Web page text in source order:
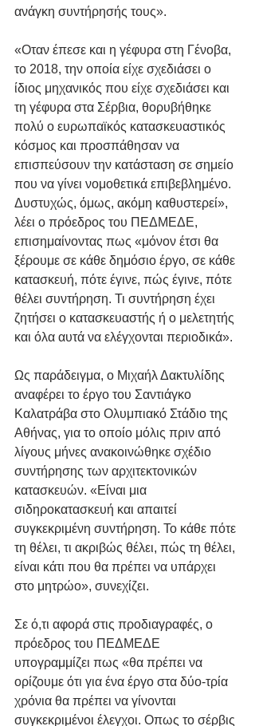
ανάγκη συντήρησής τους».
«Οταν έπεσε και η γέφυρα στη Γένοβα,
το 2018, την οποία είχε σχεδιάσει ο
ίδιος μηχανικός που είχε σχεδιάσει και
τη γέφυρα στα Σέρβια, θορυβήθηκε
πολύ ο ευρωπαϊκός κατασκευαστικός
κόσμος και προσπάθησαν να
επισπεύσουν την κατάσταση σε σημείο
που να γίνει νομοθετικά επιβεβλημένο.
Δυστυχώς, όμως, ακόμη καθυστερεί»,
λέει ο πρόεδρος του ΠΕΔΜΕΔΕ,
επισημαίνοντας πως «μόνον έτσι θα
ξέρουμε σε κάθε δημόσιο έργο, σε κάθε
κατασκευή, πότε έγινε, πώς έγινε, πότε
θέλει συντήρηση. Τι συντήρηση έχει
ζητήσει ο κατασκευαστής ή ο μελετητής
και όλα αυτά να ελέγχονται περιοδικά».
Ως παράδειγμα, ο Μιχαήλ Δακτυλίδης
αναφέρει το έργο του Σαντιάγκο
Καλατράβα στο Ολυμπιακό Στάδιο της
Αθήνας, για το οποίο μόλις πριν από
λίγους μήνες ανακοινώθηκε σχέδιο
συντήρησης των αρχιτεκτονικών
κατασκευών. «Είναι μια
σιδηροκατασκευή και απαιτεί
συγκεκριμένη συντήρηση. Το κάθε πότε
τη θέλει, τι ακριβώς θέλει, πώς τη θέλει,
είναι κάτι που θα πρέπει να υπάρχει
στο μητρώο», συνεχίζει.
Σε ό,τι αφορά στις προδιαγραφές, ο
πρόεδρος του ΠΕΔΜΕΔΕ
υπογραμμίζει πως «θα πρέπει να
ορίζουμε ότι για ένα έργο στα δύο-τρία
χρόνια θα πρέπει να γίνονται
συγκεκριμένοι έλεγχοι. Οπως το σέρβις